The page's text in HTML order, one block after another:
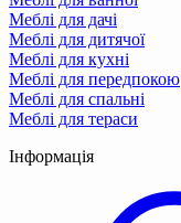
Меблі для дачі
Меблі для дитячої
Меблі для кухні
Меблі для передпокою
Меблі для спальні
Меблі для тераси
Інформація